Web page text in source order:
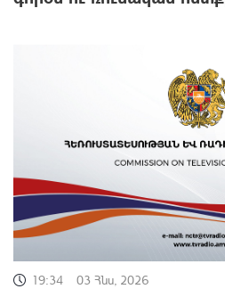
19:34 03 Հնս, 2026